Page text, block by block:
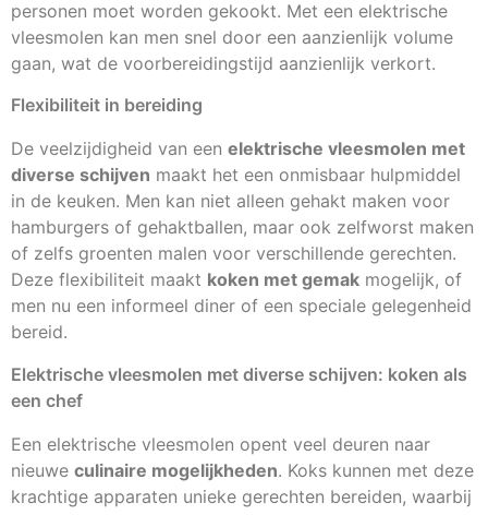
personen moet worden gekookt. Met een elektrische
vleesmolen kan men snel door een aanzienlijk volume
gaan, wat de voorbereidingstijd aanzienlijk verkort.
Flexibiliteit in bereiding
De veelzijdigheid van een elektrische vleesmolen met
diverse schijven maakt het een onmisbaar hulpmiddel
in de keuken. Men kan niet alleen gehakt maken voor
hamburgers of gehaktballen, maar ook zelfworst maken
of zelfs groenten malen voor verschillende gerechten.
Deze flexibiliteit maakt koken met gemak mogelijk, of
men nu een informeel diner of een speciale gelegenheid
bereid.
Elektrische vleesmolen met diverse schijven: koken als
een chef
Een elektrische vleesmolen opent veel deuren naar
nieuwe culinaire mogelijkheden. Koks kunnen met deze
krachtige apparaten unieke gerechten bereiden, waarbij